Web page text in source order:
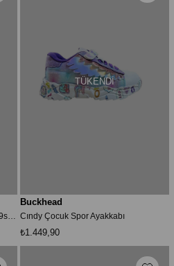
TÜKENDI
Buckhead
Cındy Çocuk Spor Ayakkabı
₺1.449,90